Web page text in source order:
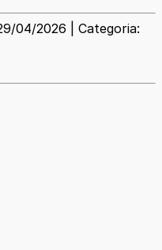
04/2026 | Categoria: